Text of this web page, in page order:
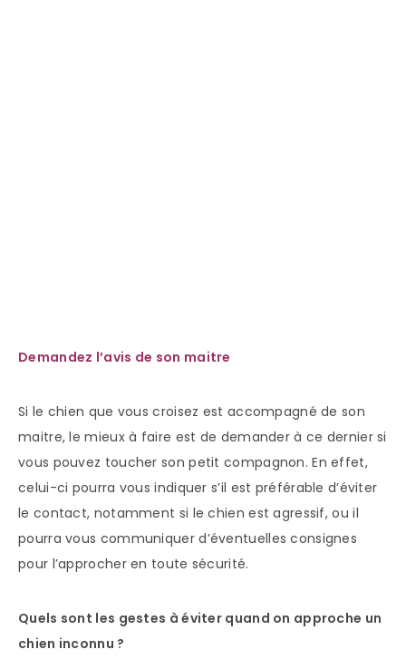
Demandez l’avis de son maitre
Si le chien que vous croisez est accompagné de son
maitre, le mieux à faire est de demander à ce dernier si
vous pouvez toucher son petit compagnon. En effet,
celui-ci pourra vous indiquer s’il est préférable d’éviter
le contact, notamment si le chien est agressif, ou il
pourra vous communiquer d’éventuelles consignes
pour l’approcher en toute sécurité.
Quels sont les gestes à éviter quand on approche un
chien inconnu ?